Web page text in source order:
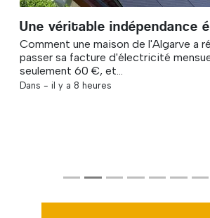
Une véritable indépendance
Comment une maison de l'Algarve a
passer sa facture d'électricité
seulement 60 €, et...
Dans - il y a 8 heures